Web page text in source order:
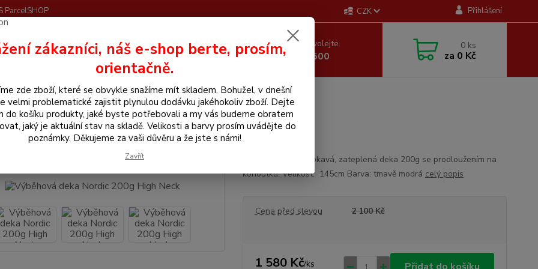
ParcelSHOP CZK Přihlášení
Hledat Nevíte si rady? Zavolejte.
+420 605 255 500
0 ks
za 0 Kč
pro koně Výběhová deka Nordic 200g High Neck
deka Nordic 200g High Neck
Výběhová nepromokavá, zateplená deka 200g se prodloužením na
kohoutku. Velikost: 145cm Barva: tmavě modrá celý popis
Cena před slevou 2 100 Kč
1 580 Kč/ks
zákazníci, náš e-shop berte, prosím,
orientačně.
zde zboží, které se obvykle snažíme mít skladem. Bohužel, v dnešní
velmi problematické zajistit plynulou dodávku jakéhokoliv zboží. Dejte
do košíku produkty, jaké byste potřebovali a my vás budeme obratem
jaký je aktuální stav na skladě. Velikosti a barvy prosím uvádějte do
poznámky. Děkujeme za vaši důvěru a že jste s námi!
Zavřít